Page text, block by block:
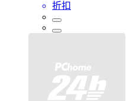
折扣